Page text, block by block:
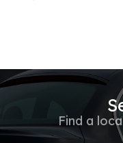
Find a